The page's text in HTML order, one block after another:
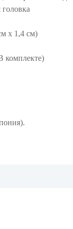
x 1,4 см)
комплекте)